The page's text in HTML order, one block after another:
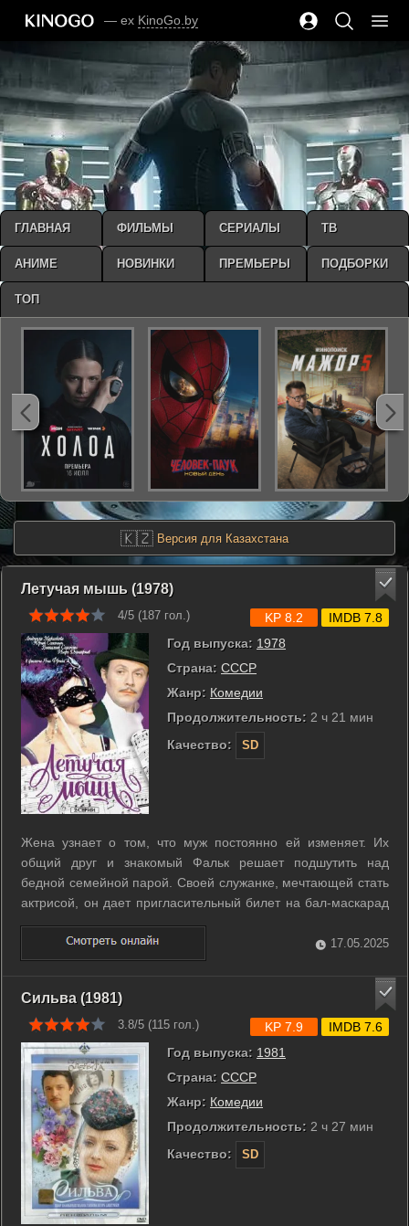
— ex KinoGo.by
🇰🇿 Версия для Казахстана
Летучая мышь (1978)
4/5 (187 гол.)
Год выпуска: 1978
Страна: СССР
Жанр: Комедии
Продолжительность: 2 ч 21 мин
Качество:
SD
KP 8.2 IMDB 7.8
Жена узнает о том, что муж постоянно ей изменяет. Их
общий друг и знакомый Фальк решает подшутить над
бедной семейной парой. Своей служанке, мечтающей стать
актрисой, он дает пригласительный билет на бал-маскарад
и костюм «летучей мыши», чтобы та «охмурила»
незадачливого ловеласа. Этот разговор слышит жена и
принимает решение тоже отправиться на ...
17.05.2025
Сильва (1981)
3.8/5 (115 гол.)
Год выпуска: 1981
Страна: СССР
Жанр: Комедии
Продолжительность: 2 ч 27 мин
Качество:
SD
KP 7.9 IMDB 7.6
ГЛАВНАЯ ФИЛЬМЫ СЕРИАЛЫ ТВ
АНИМЕ НОВИНКИ ПРЕМЬЕРЫ ПОДБОРКИ
ТОП